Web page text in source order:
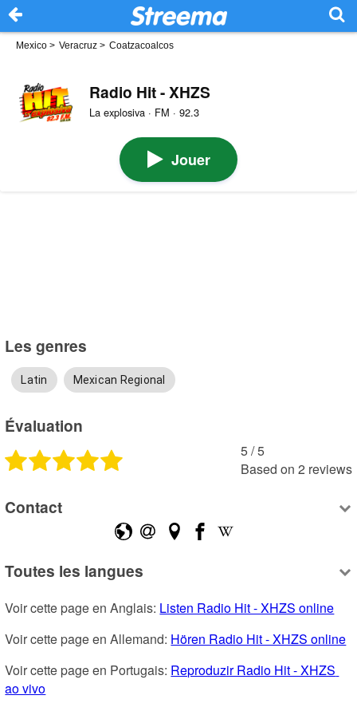
Mexico > Veracruz > Coatzacoalcos
Radio Hit - XHZS
La explosiva · FM · 92.3
Jouer
Les genres
Latin Mexican Regional
Évaluation
5 /5
Based on 2 reviews
Contact
Toutes les langues
Voir cette page en Anglais: Listen Radio Hit - XHZS online
Voir cette page en Allemand: Hören Radio Hit - XHZS online
Voir cette page en Portugais: Reproduzir Radio Hit - XHZS
ao vivo